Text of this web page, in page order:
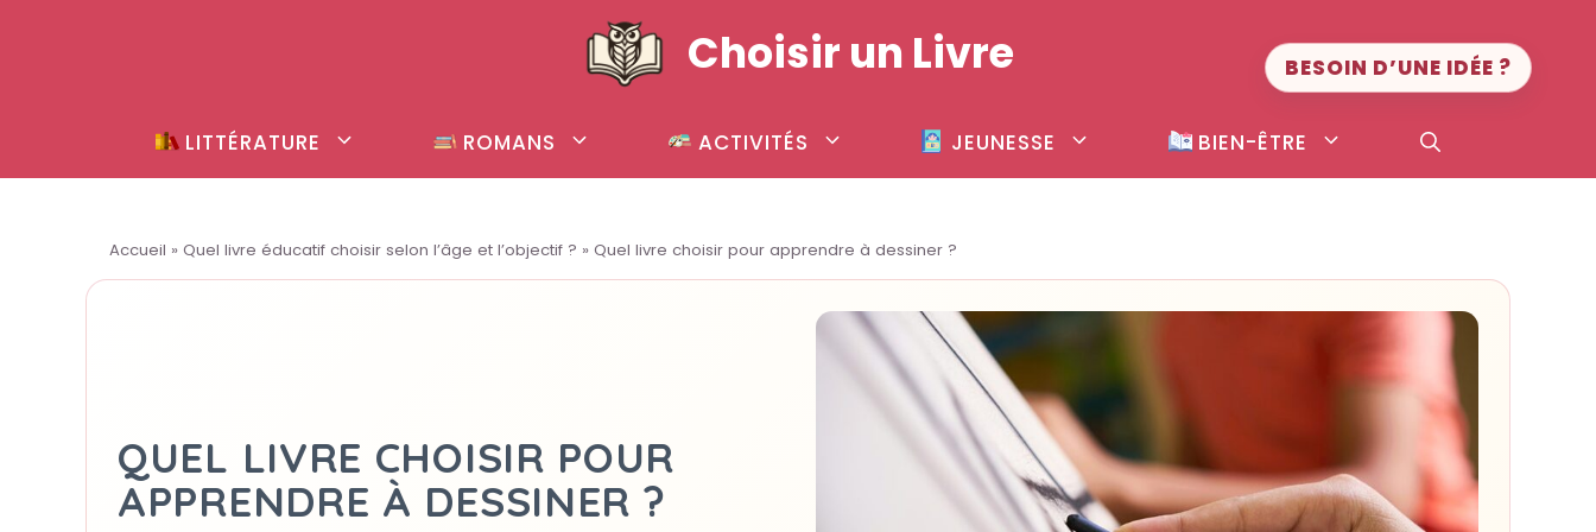
Choisir un Livre
LITTÉRATURE
BESOIN D’UNE IDÉE ?
ROMANS ACTIVITÉS JEUNESSE BIEN-ÊTRE
Accueil » Quel livre éducatif choisir selon l’âge et l’objectif ? » Quel livre choisir pour apprendre à dessiner ?
QUEL LIVRE CHOISIR POUR
APPRENDRE À DESSINER ?